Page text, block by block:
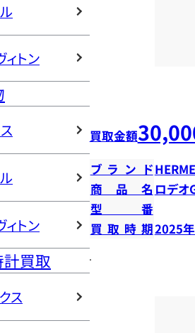
ィトン
ィトン
計買取
ス
買取金額
ブランド
商品名 ロデオ
型番
買取時期2025